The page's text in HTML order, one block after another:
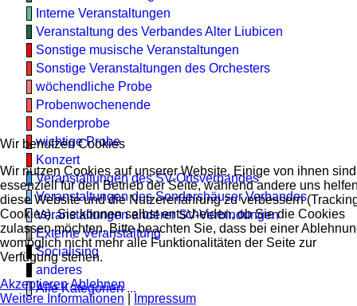
Interne Veranstaltungen
Veranstaltung des Verbandes Alter Liubicen
Sonstige musische Veranstaltungen
Sonstige Veranstaltungen des Orchesters
wöchendliche Probe
Probenwochenende
Sonderprobe
wichtige Probe
Konzert
Veranstaltungen des SV-Ortsverbandes
Veranstaltungen des Sondershäuser Verbandes
Veranstaltungen anderer SV-Verbindungen
Externe Veranstaltung
Socialising
anderes
Alle Kategorien ...
Wir benutzen Cookies
Wir nutzen Cookies auf unserer Website. Einige von ihnen sind
essenziell für den Betrieb der Seite, während andere uns
diese Website und die Nutzererfahrung zu verbessern
Cookies). Sie können selbst entscheiden, ob Sie die Cookies
zulassen möchten. Bitte beachten Sie, dass bei einer
womöglich nicht mehr alle Funktionalitäten der Seite zur
Verfügung stehen.
AkzeptierenAblehnen
Weitere Informationen
Impressum